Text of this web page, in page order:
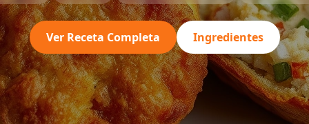
Ver Receta Completa Ingredientes